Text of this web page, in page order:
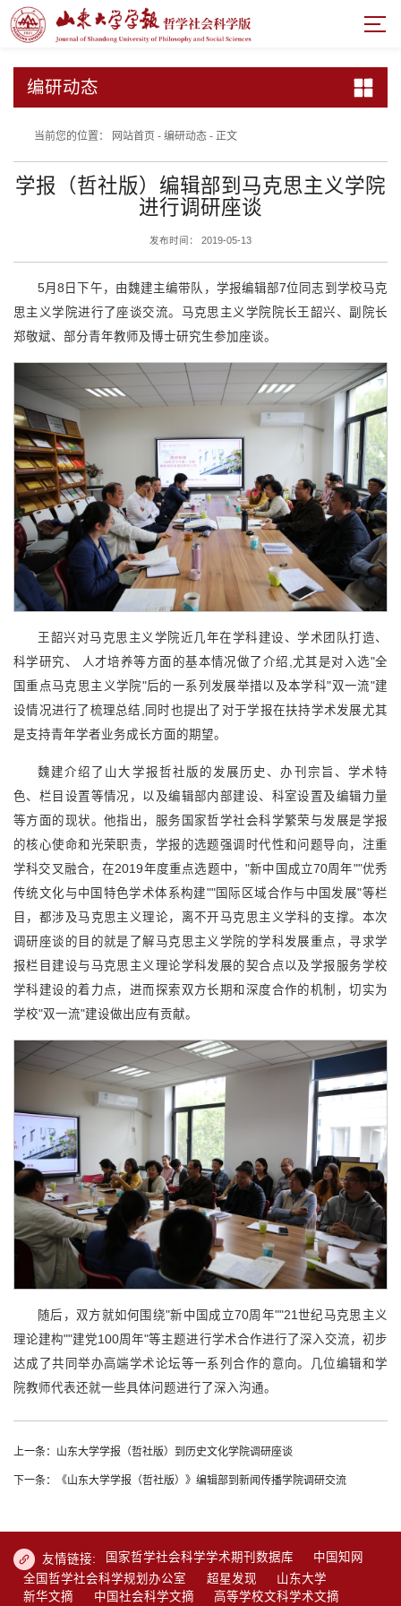
编研动态
当前您的位置： 网站首页- 编研动态- 正文
学报（哲社版）编辑部到马克思主义学院
进行调研座谈
发布时间： 2019-05-13
5月8日下午，由魏建主编带队，学报编辑部7位同志到学校马克
思主义学院进行了座谈交流。马克思主义学院院长王韶兴、副院长
郑敬斌、部分青年教师及博士研究生参加座谈。
王韶兴对马克思主义学院近几年在学科建设、学术团队打造、
科学研究、 人才培养等方面的基本情况做了介绍,尤其是对入选"全
国重点马克思主义学院"后的一系列发展举措以及本学科"双一流"建
设情况进行了梳理总结,同时也提出了对于学报在扶持学术发展尤其
是支持青年学者业务成长方面的期望。
魏建介绍了山大学报哲社版的发展历史、办刊宗旨、学术特
色、栏目设置等情况，以及编辑部内部建设、科室设置及编辑力量
等方面的现状。他指出，服务国家哲学社会科学繁荣与发展是学报
的核心使命和光荣职责，学报的选题强调时代性和问题导向，注重
学科交叉融合，在2019年度重点选题中，"新中国成立70周年""优秀
传统文化与中国特色学术体系构建""国际区域合作与中国发展"等栏
目，都涉及马克思主义理论，离不开马克思主义学科的支撑。本次
调研座谈的目的就是了解马克思主义学院的学科发展重点，寻求学
报栏目建设与马克思主义理论学科发展的契合点以及学报服务学校
学科建设的着力点，进而探索双方长期和深度合作的机制，切实为
学校"双一流"建设做出应有贡献。
随后，双方就如何围绕"新中国成立70周年""21世纪马克思主义
理论建构""建党100周年"等主题进行学术合作进行了深入交流，初步
达成了共同举办高端学术论坛等一系列合作的意向。几位编辑和学
院教师代表还就一些具体问题进行了深入沟通。
上一条：山东大学学报（哲社版）到历史文化学院调研座谈
下一条：《山东大学学报（哲社版）》编辑部到新闻传播学院调研交流
友情链接: 国家哲学社会科学学术期刊数据库
中国知网
全国哲学社会科学规划办公室
超星发现
山东大学
新华文摘
中国社会科学文摘 高等学校文科学术文摘